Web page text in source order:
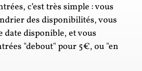
c’est très simple : vous
des disponibilités, vous
date disponible, et vous
"debout" pour 5€, ou "en